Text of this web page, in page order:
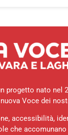
progetto nato nel
Voce dei
accessibilità,
che